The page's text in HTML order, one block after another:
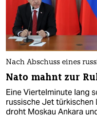
Nach Abschuss eines
Nato mahnt zur
Eine Viertelminute lang
russische Jet
droht Moskau Ankara